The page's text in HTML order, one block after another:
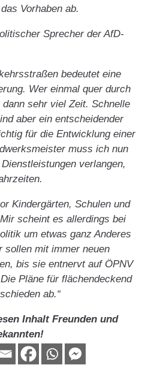
Vorhaben ab.
Sprecher der AfD-
bedeutet eine
Wer einmal quer durch
sehr viel Zeit. Schnelle
aber ein entscheidender
für die Entwicklung einer
muss ich nun
verlangen,
Kindergärten, Schulen und
scheint es allerdings bei
um etwas ganz Anderes
sollen mit immer neuen
bis sie entnervt auf ÖPNV
Pläne für flächendeckend
ab.“
Inhalt Freunden und